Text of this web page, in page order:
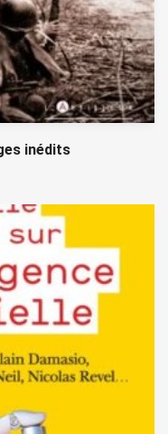
inédits